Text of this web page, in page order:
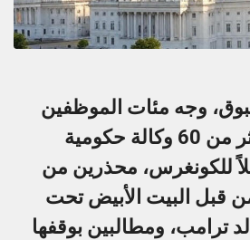
وجه مئات الموظفين
الفيدراليين من أكثر من 60 وكالة حكومية
للكونغرس، محذرين من
قبل البيت الأبيض تحت
ترامب، ومطالبين بوقفها